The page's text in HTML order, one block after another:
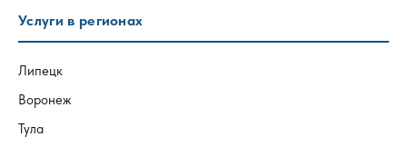
Услуги в регионах
Липецк
Воронеж
Тула